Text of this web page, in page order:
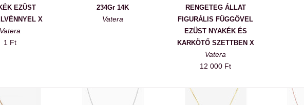
EZÜST
X
Vatera
1 Ft
234Gr 14K
Vatera
RENGETEG ÁLLAT
FIGURÁLIS FÜGGŐVEL
EZÜST NYAKÉK ÉS
KARKÖTŐ SZETTBEN X
Vatera
12 000 Ft